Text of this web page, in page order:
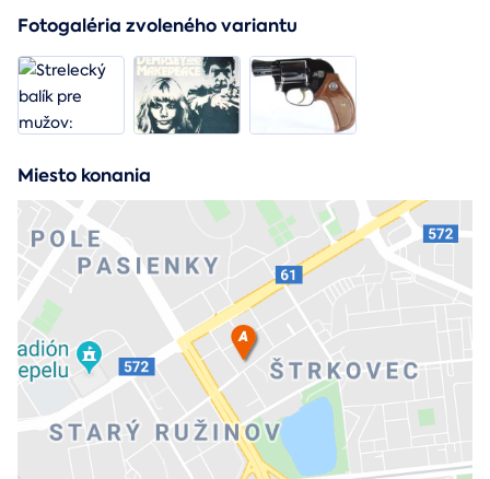
Fotogaléria zvoleného variantu
Miesto konania